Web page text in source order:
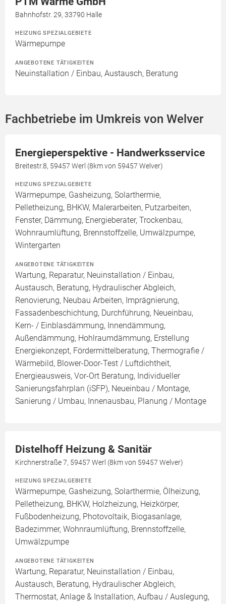
Bahnhofstr. 29, 33790 Halle
HEIZUNG SPEZIALGEBIETE
Wärmepumpe
ANGEBOTENE TÄTIGKEITEN
Neuinstallation / Einbau, Austausch, Beratung
Fachbetriebe im Umkreis von Welver
Energieperspektive - Handwerksservice
Breitestr.8, 59457 Werl (8km von 59457 Welver)
HEIZUNG SPEZIALGEBIETE
Wärmepumpe, Gasheizung, Solarthermie,
Pelletheizung, BHKW, Malerarbeiten, Putzarbeiten,
Fenster, Dämmung, Energieberater, Trockenbau,
Wohnraumlüftung, Brennstoffzelle, Umwälzpumpe,
Wintergarten
ANGEBOTENE TÄTIGKEITEN
Wartung, Reparatur, Neuinstallation / Einbau,
Austausch, Beratung, Hydraulischer Abgleich,
Renovierung, Neubau Arbeiten, Imprägnierung,
Fassadenbeschichtung, Durchführung, Neueinbau,
Kern- / Einblasdämmung, Innendämmung,
Außendämmung, Hohlraumdämmung, Erstellung
Energiekonzept, Fördermittelberatung, Thermografie /
Wärmebild, Blower-Door-Test / Luftdichtheit,
Energieausweis, Vor-Ort Beratung, Individueller
Sanierungsfahrplan (iSFP), Neueinbau / Montage,
Sanierung / Umbau, Innenausbau, Planung / Montage
Distelhoff Heizung & Sanitär
Kirchnerstraße 7, 59457 Werl (8km von 59457 Welver)
HEIZUNG SPEZIALGEBIETE
Wärmepumpe, Gasheizung, Solarthermie, Ölheizung,
Pelletheizung, BHKW, Holzheizung, Heizkörper,
Fußbodenheizung, Photovoltaik, Biogasanlage,
Badezimmer, Wohnraumlüftung, Brennstoffzelle,
Umwälzpumpe
ANGEBOTENE TÄTIGKEITEN
Wartung, Reparatur, Neuinstallation / Einbau,
Austausch, Beratung, Hydraulischer Abgleich,
Thermostat, Anlage & Installation, Aufbau / Auslegung,